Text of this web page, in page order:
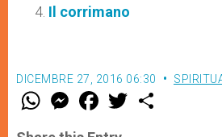
Il corrimano
DICEMBRE 27, 2016 06:30
W
t
M
e
s
F
a
e
w